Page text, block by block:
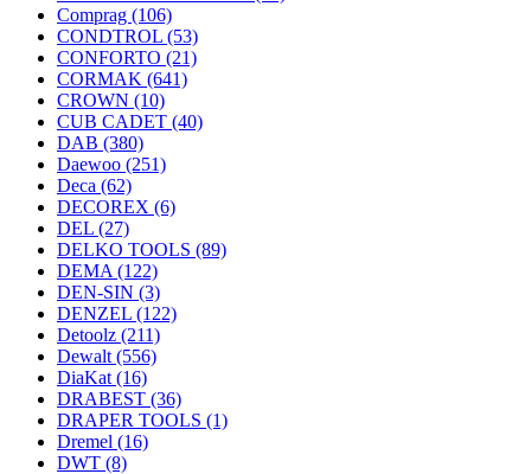
Comprag (106)
CONDTROL (53)
CONFORTO (21)
CORMAK (641)
CROWN (10)
CUB CADET (40)
DAB (380)
Daewoo (251)
Deca (62)
DECOREX (6)
DEL (27)
DELKO TOOLS (89)
DEMA (122)
DEN-SIN (3)
DENZEL (122)
Detoolz (211)
Dewalt (556)
DiaKat (16)
DRABEST (36)
DRAPER TOOLS (1)
Dremel (16)
DWT (8)